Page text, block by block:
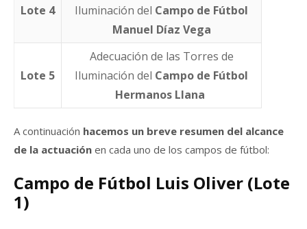
Lote 4
Iluminación del Campo de Fútbol
Manuel Díaz Vega
Lote 5
Adecuación de las Torres de
Iluminación del Campo de Fútbol
Hermanos Llana
A continuación hacemos un breve resumen del alcance
de la actuación en cada uno de los campos de fútbol:
Campo de Fútbol Luis Oliver (Lote
1)